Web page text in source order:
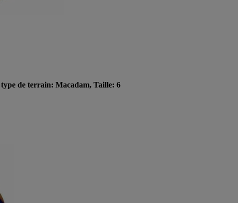
de terrain: Macadam, Taille: 6